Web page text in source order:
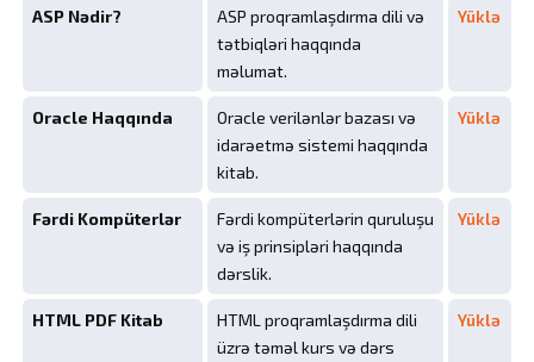
ASP Nədir?
ASP proqramlaşdırma dili və
tətbiqləri haqqında
məlumat.
Yüklə
Oracle Haqqında
Oracle verilənlər bazası və
idarəetmə sistemi haqqında
kitab.
Yüklə
Fərdi Kompüterlər
Fərdi kompüterlərin quruluşu
və iş prinsipləri haqqında
dərslik.
Yüklə
HTML PDF Kitab
HTML proqramlaşdırma dili
üzrə təməl kurs və dərs
Yüklə